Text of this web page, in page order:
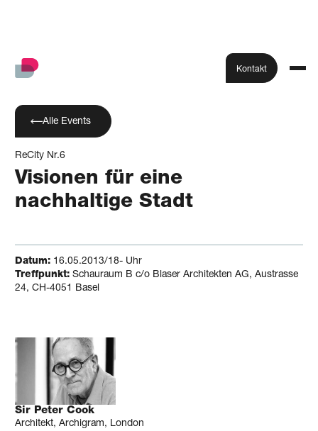
Kontakt
Alle Events
ReCity Nr.6
Visionen für eine
nachhaltige Stadt
Datum:16.05.2013/18- Uhr
Treffpunkt:Schauraum B c/o Blaser Architekten AG, Austrasse
24, CH-4051 Basel
Sir Peter Cook
Architekt, Archigram, London